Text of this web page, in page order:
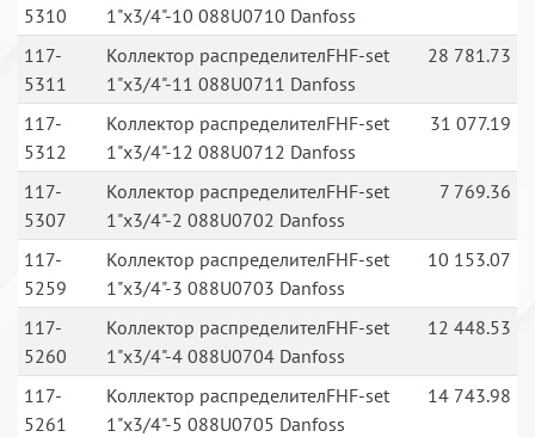
5310
1"x3/4"-10 088U0710 Danfoss
117-
5311
Коллектор распределителFHF-set
1"x3/4"-11 088U0711 Danfoss
28 781.73
117-
5312
Коллектор распределителFHF-set
1"x3/4"-12 088U0712 Danfoss
31 077.19
117-
5307
Коллектор распределителFHF-set
1"x3/4"-2 088U0702 Danfoss
7 769.36
117-
5259
Коллектор распределителFHF-set
1"x3/4"-3 088U0703 Danfoss
10 153.07
117-
5260
Коллектор распределителFHF-set
1"x3/4"-4 088U0704 Danfoss
12 448.53
117-
5261
Коллектор распределителFHF-set
1"x3/4"-5 088U0705 Danfoss
14 743.98